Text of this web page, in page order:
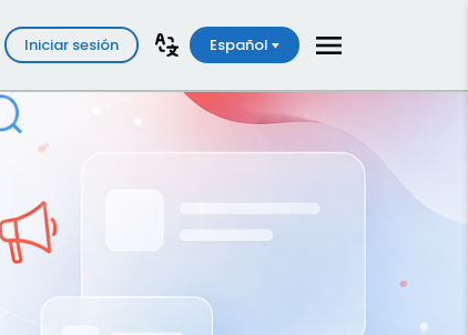
Iniciar sesión Español